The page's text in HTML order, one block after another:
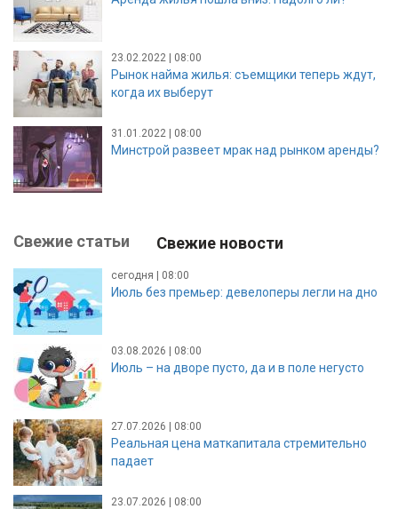
23.02.2022 | 08:00
Рынок найма жилья: съемщики теперь ждут,
когда их выберут
31.01.2022 | 08:00
Минстрой развеет мрак над рынком аренды?
Свежие статьи Свежие новости
сегодня | 08:00
Июль без премьер: девелоперы легли на дно
03.08.2026 | 08:00
Июль – на дворе пусто, да и в поле негусто
27.07.2026 | 08:00
Реальная цена маткапитала стремительно
падает
23.07.2026 | 08:00